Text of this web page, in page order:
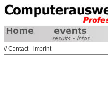
// Contact - imprint